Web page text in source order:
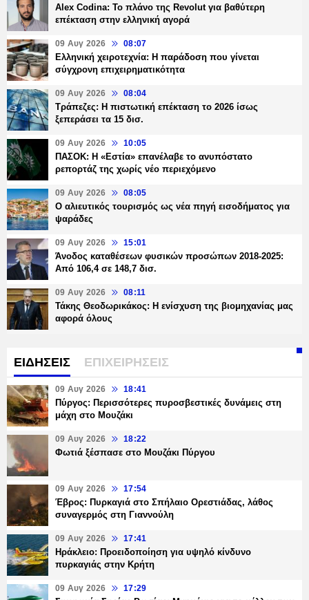
Alex Codina: Το πλάνο της Revolut για βαθύτερη
επέκταση στην ελληνική αγορά
09 Αυγ 2026 08:07
Ελληνική χειροτεχνία: Η παράδοση που γίνεται
σύγχρονη επιχειρηματικότητα
09 Αυγ 2026 08:04
Τράπεζες: H πιστωτική επέκταση το 2026 ίσως
ξεπεράσει τα 15 δισ.
09 Αυγ 2026 10:05
ΠΑΣΟΚ: Η «Εστία» επανέλαβε το ανυπόστατο
ρεπορτάζ της χωρίς νέο περιεχόμενο
09 Αυγ 2026 08:05
Ο αλιευτικός τουρισμός ως νέα πηγή εισοδήματος για
ψαράδες
09 Αυγ 2026 15:01
Άνοδος καταθέσεων φυσικών προσώπων 2018-2025:
Από 106,4 σε 148,7 δισ.
09 Αυγ 2026 08:11
Τάκης Θεοδωρικάκος: Η ενίσχυση της βιομηχανίας μας
αφορά όλους
ΕΙΔΗΣΕΙΣ ΕΠΙΧΕΙΡΗΣΕΙΣ
09 Αυγ 2026 18:41
Πύργος: Περισσότερες πυροσβεστικές δυνάμεις στη
μάχη στο Μουζάκι
09 Αυγ 2026 18:22
Φωτιά ξέσπασε στο Μουζάκι Πύργου
09 Αυγ 2026 17:54
Έβρος: Πυρκαγιά στο Σπήλαιο Ορεστιάδας, λάθος
συναγερμός στη Γιαννούλη
09 Αυγ 2026 17:41
Ηράκλειο: Προειδοποίηση για υψηλό κίνδυνο
πυρκαγιάς στην Κρήτη
09 Αυγ 2026 17:29